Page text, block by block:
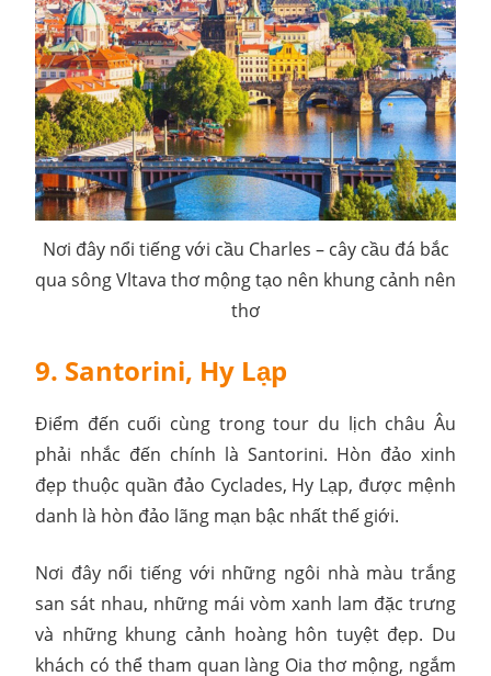
Nơi đây nổi tiếng với cầu Charles – cây cầu đá bắc
qua sông Vltava thơ mộng tạo nên khung cảnh nên
thơ
9. Santorini, Hy Lạp
Điểm đến cuối cùng trong tour du lịch châu Âu
phải nhắc đến chính là Santorini. Hòn đảo xinh
đẹp thuộc quần đảo Cyclades, Hy Lạp, được mệnh
danh là hòn đảo lãng mạn bậc nhất thế giới.
Nơi đây nổi tiếng với những ngôi nhà màu trắng
san sát nhau, những mái vòm xanh lam đặc trưng
và những khung cảnh hoàng hôn tuyệt đẹp. Du
khách có thể tham quan làng Oia thơ mộng, ngắm